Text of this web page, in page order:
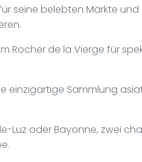
seine belebten Märkte
Rocher de la Vierge für
einzigartige Sammlung
Luz oder Bayonne, zwei